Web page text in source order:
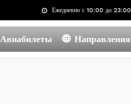
Ежедневно с 10:00 до 23:00
Авиабилеты Направления